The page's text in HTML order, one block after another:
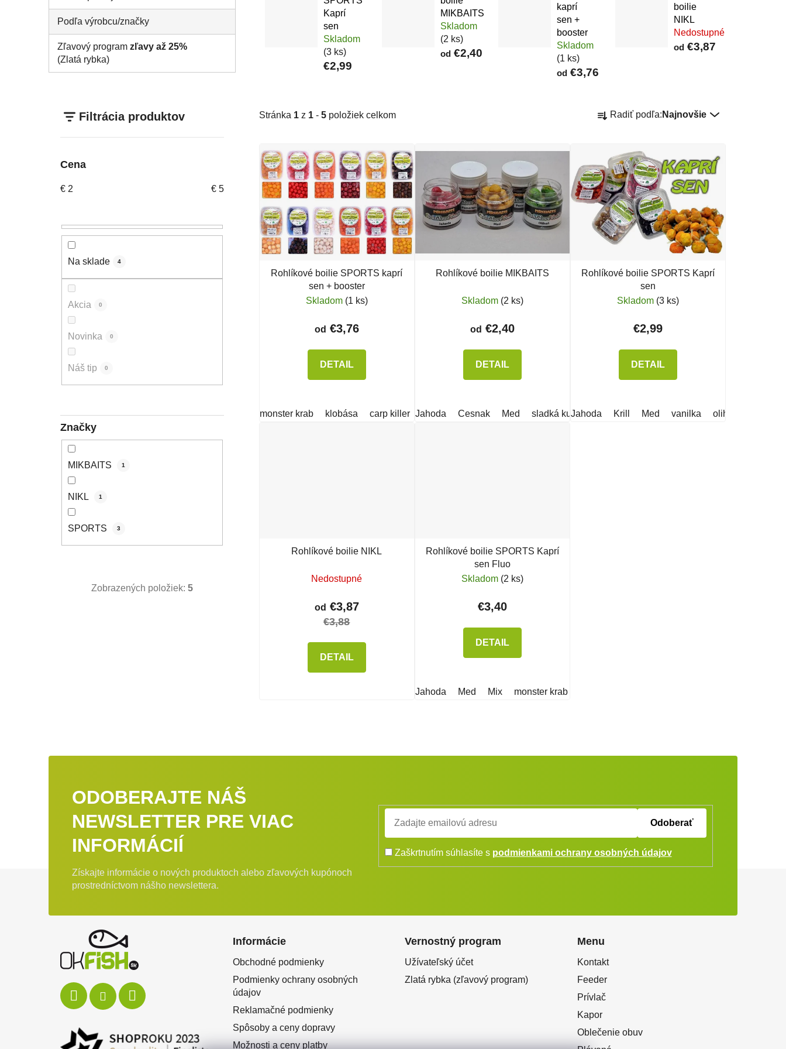
Podľa výrobcu/značky
Zľavový program zľavy až 25%
(Zlatá rybka)
Filtrácia produktov
Cena
€ 2 € 5
Na sklade 4
Akcia 0
Novinka 0
Náš tip 0
Značky
MIKBAITS 1
NIKL 1
SPORTS 3
Zobrazených položiek: 5
Kaprí
sen
Skladom
(3 ks)
€2,99
MIKBAITS
Skladom
(2 ks)
od€2,40
kaprí
sen +
booster
Skladom
(1 ks)
od €3,76
boilie
NIKL
Nedostupné
od€3,87
Stránka 1 z 1 - 5 položiek celkom
Radenie produktov
Radiť podľa: Najnovšie
Výpis produktov
Rohlíkové boilie SPORTS kaprí
sen + booster
Skladom (1 ks)
od €3,76
DETAIL
monster krab klobása carp killer oliheň & scopex mastný- kostný červ
Rohlíkové boilie MIKBAITS
Skladom (2 ks)
od €2,40
DETAIL
Jahoda Cesnak Med sladká kukurica Monster Halibut pikantná slivka
Rohlíkové boilie SPORTS Kaprí
sen
Skladom (3 ks)
€2,99
DETAIL
Jahoda Krill Med vanilka oliheň & kalamár
Rohlíkové boilie NIKL
Nedostupné
od €3,87
€3,88
DETAIL
Rohlíkové boilie SPORTS Kaprí
sen Fluo
Skladom (2 ks)
€3,40
DETAIL
Jahoda Med Mix monster krab
ODOBERAJTE NÁŠ
NEWSLETTER PRE VIAC
INFORMÁCIÍ
Získajte informácie o nových produktoch alebo zľavových kupónoch
prostredníctvom nášho newslettera.
Odoberať
Zaškrtnutím súhlasíte s podmienkami ochrany osobných údajov
Informácie
Obchodné podmienky
Podmienky ochrany osobných
údajov
Reklamačné podmienky
Spôsoby a ceny dopravy
Možnosti a ceny platby
Vernostný program
Užívateľský účet
Zlatá rybka (zľavový program)
Menu
Kontakt
Feeder
Prívlač
Kapor
Oblečenie obuv